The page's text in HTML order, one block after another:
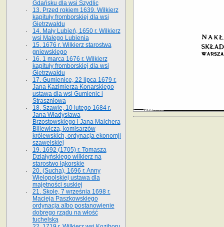
Gdańsku dla wsi Szydlic
13. Przed rokiem 1639. Wilkierz
kapituły fromborskiej dla wsi
Gietrzwałdu
14. Mały Lubień, 1650 r. Wilkierz
wsi Małego Lubienia
15. 1676 r. Wilkierz starostwa
gniewskiego
16. 1 marca 1676 r. Wilkierz
kapituły fromborskiej dla wsi
Gietrzwałdu
17. Gumienice, 22 lipca 1679 r.
Jana Kazimierza Konarskiego
ustawa dla wsi Gumienic i
Straszniowa
18. Szawle, 10 lutego 1684 r.
Jana Władysława
Brzostowskiego i Jana Malchera
Billewicza, komisarzów
królewskich, ordynacja ekonomji
szawelskiej
19. 1692 (1705) r. Tomasza
Działyńskiego wilkierz na
starostwo łąkorskie
20. (Sucha), 1696 r. Anny
Wielopolskiej ustawa dla
majętności suskiej
21. Skole, 7 września 1698 r.
Macieja Paszkowskiego
ordynacja albo postanowienie
dobrego rządu na włość
tuchelską